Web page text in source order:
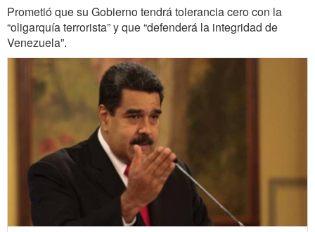
Prometió que su Gobierno tendrá tolerancia cero con la
“oligarquía terrorista” y que “defenderá la integridad de
Venezuela”.